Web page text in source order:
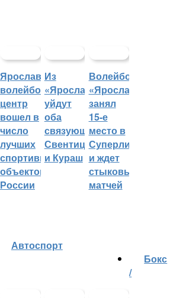
Ярославский
волейбольный
центр
вошел в
число
лучших
спортивных
объектов
России
Из
«Ярославича»
уйдут
оба
связующих:
Свентицкис
и Кураш
Волейбольный
«Ярославич»
занял
15-е
место в
Суперлиге
и ждет
стыковых
матчей
Автоспорт
Бокс
/